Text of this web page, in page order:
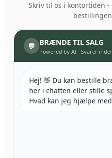
Skriv til os i kontortiden
💬 BRÆNDE TIL SALG
Powered by AI · Svarer
Hej! 👋 Du kan bestille
her i chatten eller stille
Hvad kan jeg hjælpe